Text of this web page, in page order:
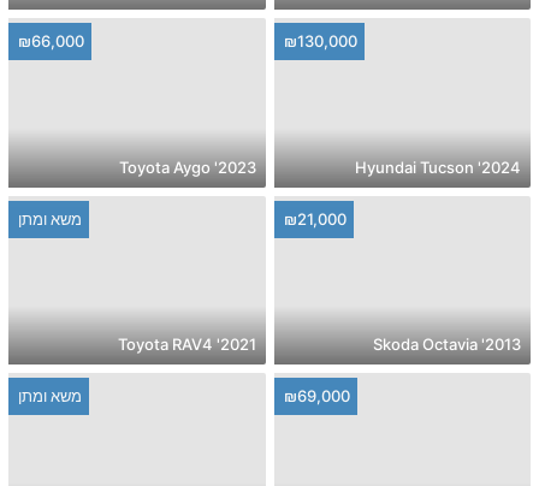
₪130,000
2024' Hyundai Tucson
₪66,000
2023' Toyota Aygo
₪21,000
2013' Skoda Octavia
משא ומתן
2021' Toyota RAV4
₪69,000 משא ומתן